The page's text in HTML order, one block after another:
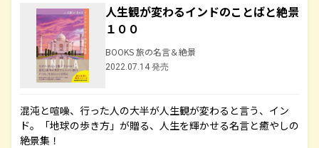
人生観が変わるインドのことばと絶景
１００
BOOKS 旅の名言＆絶景
2022.07.14 発売
混沌と喧噪、行った人の大半が人生観が変わると言う、イン
ド。「地球の歩き方」が贈る、人生を輝かせる名言と癒やしの
絶景集！